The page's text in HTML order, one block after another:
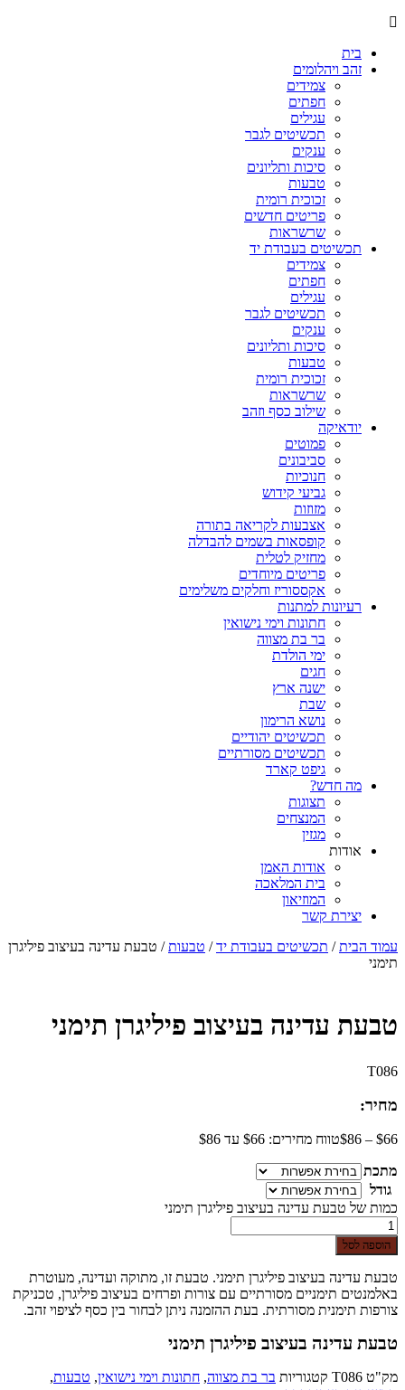
בית
זהב ויהלומים
צמידים
חפתים
עגילים
תכשיטים לגבר
ענקים
סיכות ותליונים
טבעות
זכוכית רומית
פריטים חדשים
שרשראות
תכשיטים בעבודת יד
צמידים
חפתים
עגילים
תכשיטים לגבר
ענקים
סיכות ותליונים
טבעות
זכוכית רומית
שרשראות
שילוב כסף וזהב
יודאיקה
פמוטים
סביבונים
חנוכיות
גביעי קידוש
מזוזות
אצבעות לקריאה בתורה
קופסאות בשמים להבדלה
מחזיק לטלית
פריטים מיוחדים
אקססוריז וחלקים משלימים
רעיונות למתנות
חתונות וימי נישואין
בר בת מצווה
ימי הולדת
חגים
ישנה ארץ
שבת
נושא הרימון
תכשיטים יהודיים
תכשיטים מסורתיים
גיפט קארד
מה חדש?
תצוגות
המנצחים
מגזין
אודות
אודות האמן
בית המלאכה
המוזיאון
יצירת קשר
עמוד הבית/ תכשיטים בעבודת יד/ טבעות/ טבעת עדינה בעיצוב פיליגרן
תימני
טבעת עדינה בעיצוב פיליגרן תימני
T086
מחיר:
$66
–
$86 טווח מחירים: ⁦$66⁩ עד ⁦$86⁩
מתכת
גודל
כמות של טבעת עדינה בעיצוב פיליגרן תימני
הוספה לסל
טבעת עדינה בעיצוב פיליגרן תימני. טבעת זו, מתוקה ועדינה, מעוטרת
באלמנטים תימניים מסורתיים עם צורות ופרחים בעיצוב פיליגרן, טכניקת
צורפות תימנית מסורתית. בעת ההזמנה ניתן לבחור בין כסף לציפוי זהב.
טבעת עדינה בעיצוב פיליגרן תימני
מק"ט T086 קטגוריות בר בת מצווה, חתונות וימי נישואין, טבעות,